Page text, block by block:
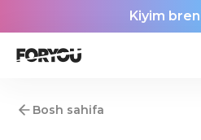
Kiyim
Bosh sahifa